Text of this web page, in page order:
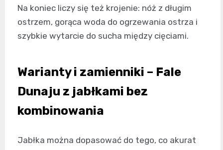
Na koniec liczy się też krojenie: nóż z długim
ostrzem, gorąca woda do ogrzewania ostrza i
szybkie wytarcie do sucha między cięciami.
Warianty i zamienniki – Fale
Dunaju z jabłkami bez
kombinowania
Jabłka można dopasować do tego, co akurat